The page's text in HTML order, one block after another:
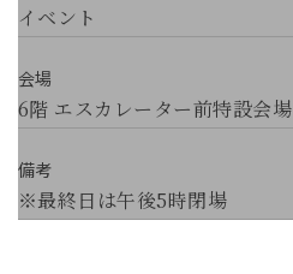
イベント
会場
6階 エスカレーター前特設会場
備考
※最終日は午後5時閉場